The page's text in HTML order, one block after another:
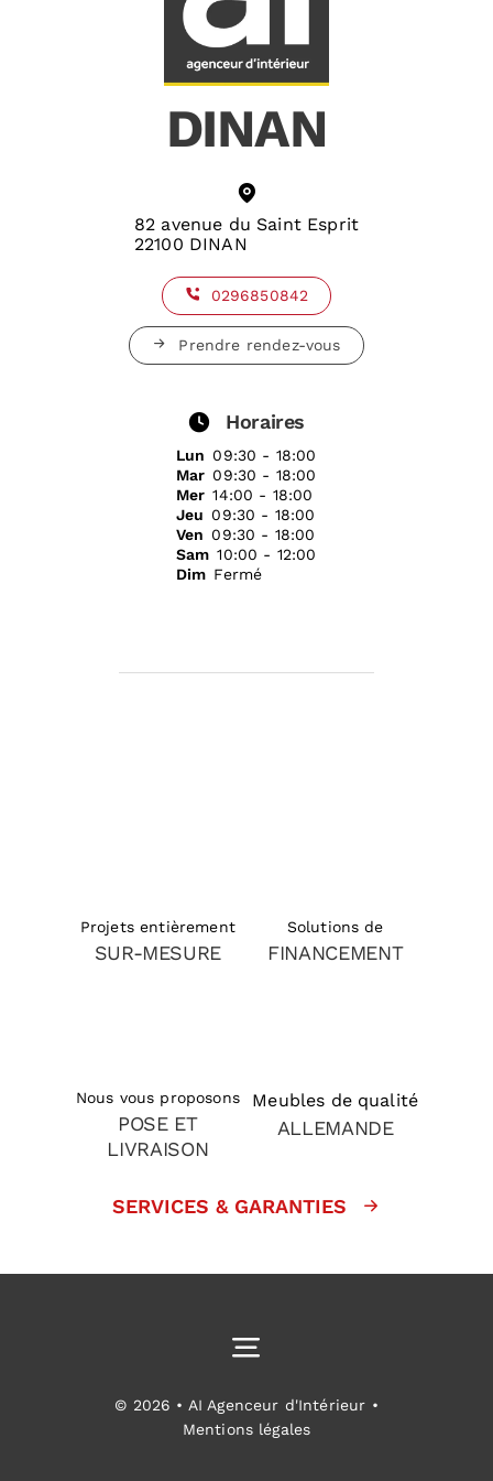
DINAN
82 avenue du Saint Esprit
22100 DINAN
0296850842
Prendre rendez-vous
Horaires
Lun 09:30 - 18:00
Mar 09:30 - 18:00
Mer 14:00 - 18:00
Jeu 09:30 - 18:00
Ven 09:30 - 18:00
Sam 10:00 - 12:00
Dim Fermé
Projets entièrement
SUR-MESURE
Solutions de
FINANCEMENT
Nous vous proposons
POSE ET
LIVRAISON
Meubles de qualité
ALLEMANDE
SERVICES & GARANTIES
Toggle
Navigation
Cuisines équipées
© 2026 • AI Agenceur d'Intérieur •
Mentions légales